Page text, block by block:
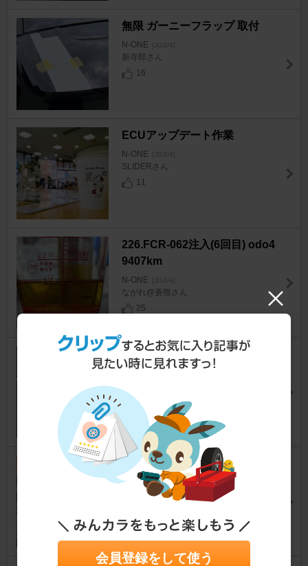
無限 ガーニーフラップ 取付
N-ONE [JG3/4]
新寺郎さん
16
ECUアップデート作業
N-ONE [JG3/4]
SLIDERさん
11
226.FCR-062注入(6回目) odo4
9407km
N-ONE [JG3/4]
ながれ@蒼熊さん
25
227.マフラーアース施工 odo49
621km
N-ONE
ながれ@蒼熊さん
KUTOOK 内装カバー（エアコ
ン関連）
[JG3/4]
14
会員登録をして使う